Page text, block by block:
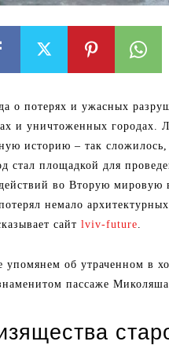
о потерях и ужасных
и уничтоженных городах.
историю – так сложилось,
стал площадкой для
во Вторую мировую
немало архитектурных
сайт lviv-future.
упомянем об утраченном в
пассаже